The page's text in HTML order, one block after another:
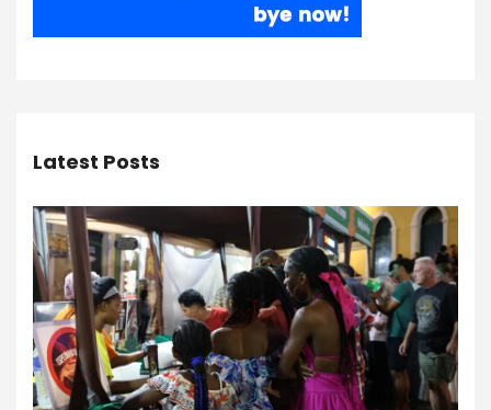
Latest Posts